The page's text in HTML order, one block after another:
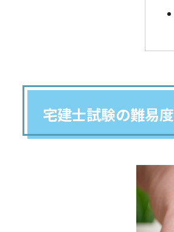
宅建士試験の難易